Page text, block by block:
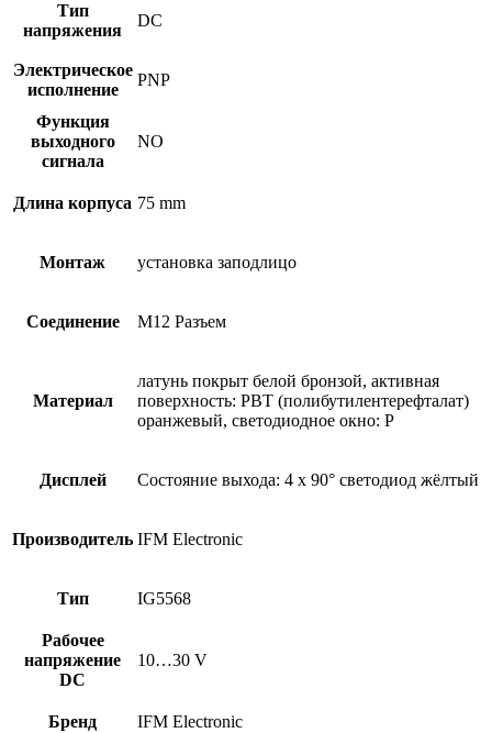
Тип
напряжения
DC
Электрическое
исполнение
PNP
Функция
выходного
сигнала
NO
Длина корпуса 75 mm
Монтаж установка заподлицо
Соединение M12 Разъем
Материал
латунь покрыт белой бронзой, активная
поверхность: PBT (полибутилентерефталат)
оранжевый, светодиодное окно: P
Дисплей Состояние выхода: 4 x 90° светодиод жёлтый
Производитель IFM Electronic
Тип IG5568
Рабочее
напряжение
DC
10…30 V
Бренд IFM Electronic